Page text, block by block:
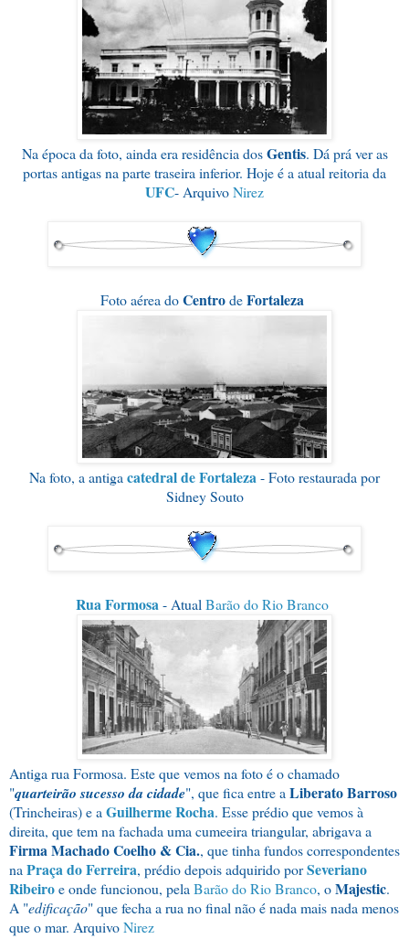
Na época da foto, ainda era residência dosGentis. Dá prá ver as
portas antigas na parte traseira inferior. Hoje é a atual reitoria da
UFC- ArquivoNirez
Foto aérea doCentrodeFortaleza
Na foto, a antiga catedral de Fortaleza - Foto restaurada por
Sidney Souto
Rua Formosa - Atual Barão do Rio Branco
Antiga rua Formosa. Este que vemos na foto é o chamado
"quarteirão sucesso da cidade", que fica entre a Liberato Barroso
(Trincheiras) e a Guilherme Rocha. Esse prédio que vemos à
direita, que tem na fachada uma cumeeira triangular, abrigava a
Firma Machado Coelho & Cia., que tinha fundos correspondentes
na Praça do Ferreira, prédio depois adquirido porSeveriano
Ribeiroe onde funcionou, pela Barão do Rio Branco, oMajestic.
A "edificação" que fecha a rua no final não é nada mais nada menos
que o mar. ArquivoNirez